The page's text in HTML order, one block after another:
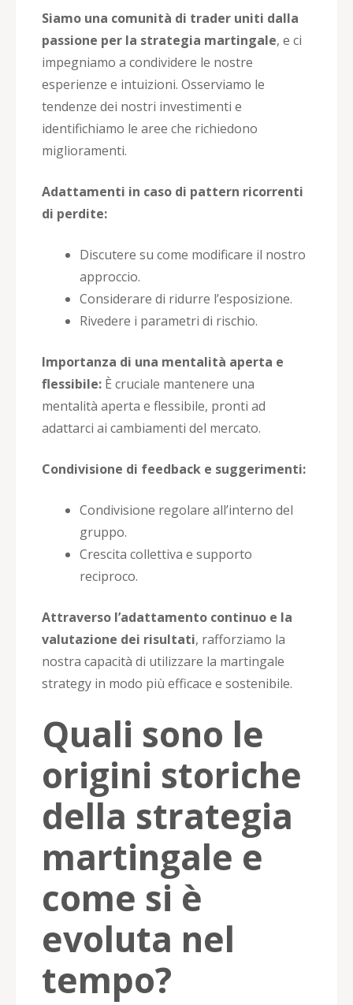
Siamo una comunità di trader uniti dalla
passione per la strategia martingale, e ci
impegniamo a condividere le nostre
esperienze e intuizioni. Osserviamo le
tendenze dei nostri investimenti e
identifichiamo le aree che richiedono
miglioramenti.
Adattamenti in caso di pattern ricorrenti
di perdite:
Discutere su come modificare il nostro
approccio.
Considerare di ridurre l’esposizione.
Rivedere i parametri di rischio.
Importanza di una mentalità aperta e
flessibile: È cruciale mantenere una
mentalità aperta e flessibile, pronti ad
adattarci ai cambiamenti del mercato.
Condivisione di feedback e suggerimenti:
Condivisione regolare all’interno del
gruppo.
Crescita collettiva e supporto
reciproco.
Attraverso l’adattamento continuo e la
valutazione dei risultati, rafforziamo la
nostra capacità di utilizzare la martingale
strategy in modo più efficace e sostenibile.
Quali sono le
origini storiche
della strategia
martingale e
come si è
evoluta nel
tempo?